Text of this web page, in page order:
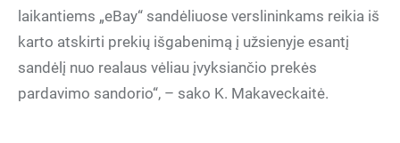
laikantiems „eBay“ sandėliuose verslininkams reikia iš
karto atskirti prekių išgabenimą į užsienyje esantį
sandėlį nuo realaus vėliau įvyksiančio prekės
pardavimo sandorio“, – sako K. Makaveckaitė.